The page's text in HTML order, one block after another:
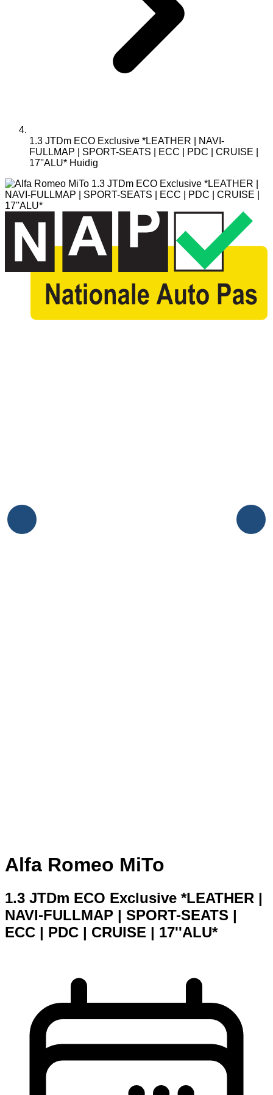
1.3 JTDm ECO Exclusive *LEATHER | NAVI-
FULLMAP | SPORT-SEATS | ECC | PDC | CRUISE |
17''ALU* Huidig
Alfa Romeo MiTo
1.3 JTDm ECO Exclusive *LEATHER |
NAVI-FULLMAP | SPORT-SEATS |
ECC | PDC | CRUISE | 17''ALU*